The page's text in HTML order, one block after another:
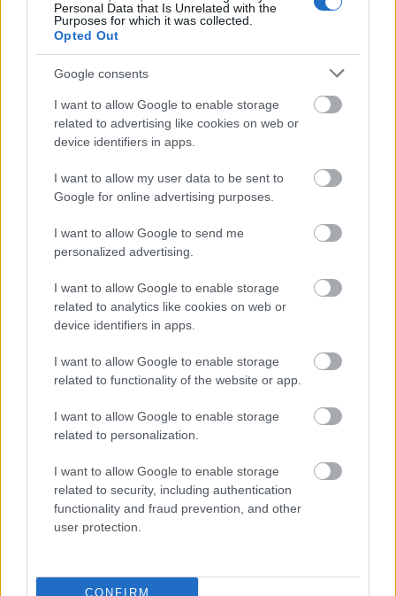
Personal Data that Is Unrelated with the
Purposes for which it was collected.
Opted Out
Google consents
I want to allow Google to enable storage
related to advertising like cookies on web or
device identifiers in apps.
I want to allow my user data to be sent to
Google for online advertising purposes.
I want to allow Google to send me
personalized advertising.
I want to allow Google to enable storage
related to analytics like cookies on web or
device identifiers in apps.
I want to allow Google to enable storage
related to functionality of the website or app.
I want to allow Google to enable storage
related to personalization.
I want to allow Google to enable storage
related to security, including authentication
functionality and fraud prevention, and other
user protection.
CONFIRM
MAGYAR ÉPÍTŐK
műemlékfelújítás műemlék restaurálás
Történelmi táj, amelynek minden köve mesél –
megújul a tatai Angolkert
A projekt részeként megújulnak a területen található
Várkanyarban álló Nepomuki Szent János híd és szobor is.
M1 bővítés: már zajlik a teljesen új
Bicske Kelet csomópont építése
csomópont épül Angyalföldön